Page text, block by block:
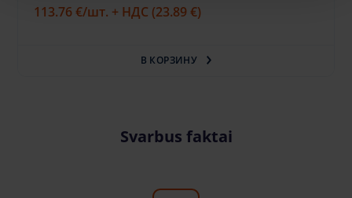
113.76 €/шт. + НДС (23.89 €)
В КОРЗИНУ
Svarbus faktai